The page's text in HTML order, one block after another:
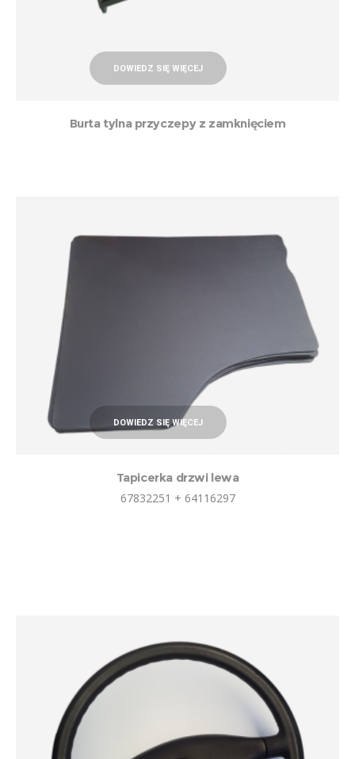
DOWIEDZ SIĘ WIĘCEJ
Burta tylna przyczepy z zamknięciem
DOWIEDZ SIĘ WIĘCEJ
Tapicerka drzwi lewa
67832251 + 64116297